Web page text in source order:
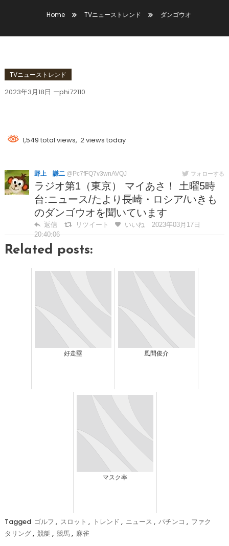
Home TVニューストレンド ダンゴウオ
TVニューストレンド
2023年3月18日 phi72110
1,549 total views, 2 views today
野上 謙二 @Pc7fFQ7v3wnAVQJ フォローする
ラジオ第1（東京） マイあさ！ 土曜5時
台:ニュース/たより長崎・ロシア/いきも
のダンゴウオを聞いています
返信 リツイート いいね
2023年03月17日
20:40:06
Related posts:
好走塁 風間俊介
マスク率
Tagged ゴルフ , スロット , トレンド , ニュース , パチンコ , ファク
タリング, 競艇 , 競馬, 麻雀